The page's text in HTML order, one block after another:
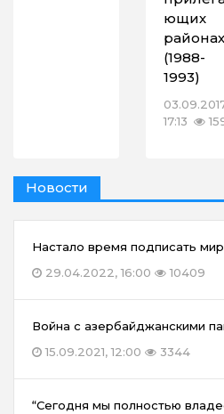
ющих
районах
(1988-
1993)
17:13
Новости
Настало время подписать
29.04.2022, 16:00
10409
Война с азербайджанскими
15.09.2021, 12:00
3344
“Сегодня мы полностью